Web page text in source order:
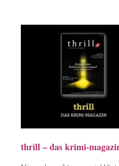
thrill – das krimi-